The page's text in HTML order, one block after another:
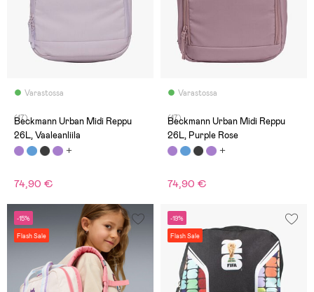
Varastossa
(17)
Beckmann Urban Midi Reppu
26L, Vaaleanliila
74,90 €
Varastossa
(17)
Beckmann Urban Midi Reppu
26L, Purple Rose
74,90 €
-15%
Flash Sale
-19%
Flash Sale